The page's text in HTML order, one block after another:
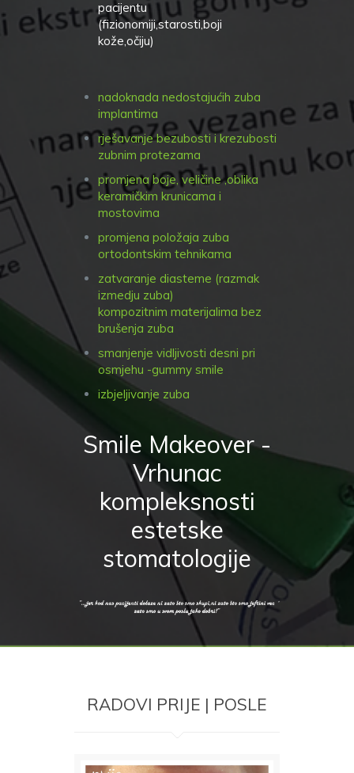
pacijentu
(fizionomiji,starosti,boji
kože,očiju)
nadoknada nedostajućih zuba
implantima
rješavanje bezubosti i krezubosti
zubnim protezama
promjena boje, veličine ,oblika
keramičkim krunicama i
mostovima
promjena položaja zuba
ortodontskim tehnikama
zatvaranje diasteme (razmak
izmedju zuba)
kompozitnim materijalima bez
brušenja zuba
smanjenje vidljivosti desni pri
osmjehu -gummy smile
izbjeljivanje zuba
Smile Makeover -
Vrhunac
kompleksnosti
estetske
stomatologije
RADOVI PRIJE | POSLE